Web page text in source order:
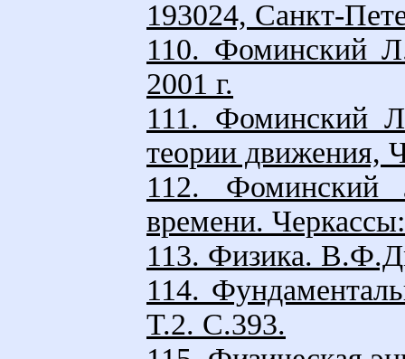
193024, Санкт-
110. Фоминский
2001 г.
111. Фоминский
теории движения,
112. Фоминский
времени.
113. Физика.
114.
Т.2. С.393.